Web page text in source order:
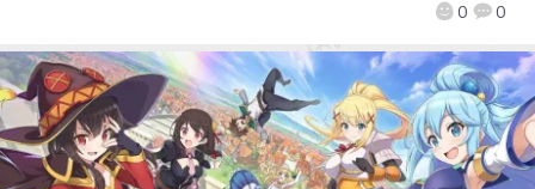
0 0